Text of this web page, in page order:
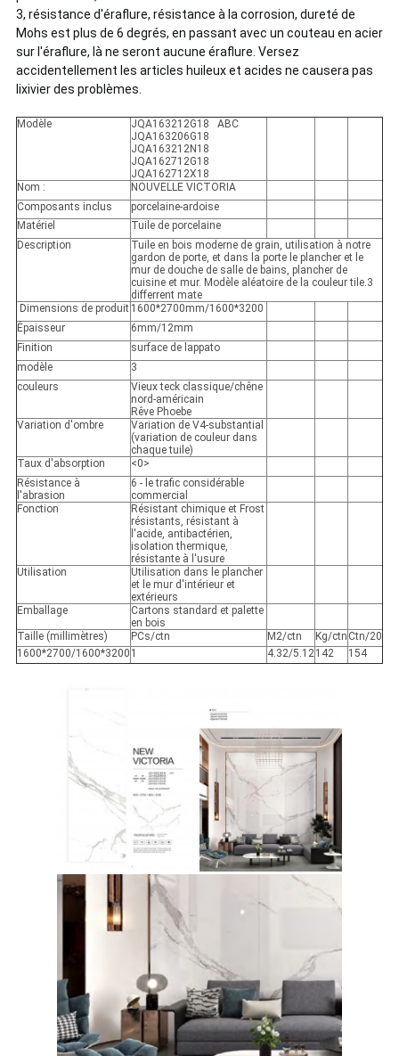
3, résistance d'éraflure, résistance à la corrosion, dureté de
Mohs est plus de 6 degrés, en passant avec un couteau en acier
sur l'éraflure, là ne seront aucune éraflure. Versez
accidentellement les articles huileux et acides ne causera pas
lixivier des problèmes.
Modèle
JQA163212G18 ABC
JQA163206G18
JQA163212N18
JQA162712G18
JQA162712X18
Nom :
NOUVELLE VICTORIA
Composants inclus
porcelaine-ardoise
Matériel
Tuile de porcelaine
Description
Tuile en bois moderne de grain, utilisation à notre
gardon de porte, et dans la porte le plancher et le
mur de douche de salle de bains, plancher de
cuisine et mur. Modèle aléatoire de la couleur tile.3
differrent mate
Dimensions de produit 1600*2700mm/1600*3200
Épaisseur
6mm/12mm
Finition
surface de lappato
modèle
3
couleurs
Vieux teck classique/chêne
nord-américain
Rêve Phoebe
Variation d'ombre
Variation de V4-substantial
(variation de couleur dans
chaque tuile)
Taux d'absorption
<0>
Résistance à
l'abrasion
6 - le trafic considérable
commercial
Fonction
Résistant chimique et Frost
résistants, résistant à
l'acide, antibactérien,
isolation thermique,
résistante à l'usure
Utilisation
Utilisation dans le plancher
et le mur d'intérieur et
extérieurs
Emballage
Cartons standard et palette
en bois
Taille (millimètres)
PCs/ctn M2/ctn Kg/ctn Ctn/20
1600*2700/1600*3200 1 4.32/5.12142 154